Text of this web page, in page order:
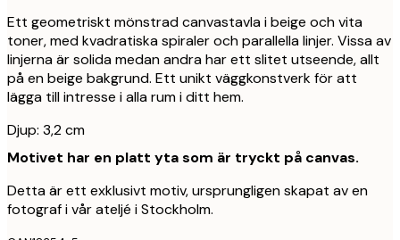
Ett geometriskt mönstrad canvastavla i beige och vita
toner, med kvadratiska spiraler och parallella linjer. Vissa av
linjerna är solida medan andra har ett slitet utseende, allt
på en beige bakgrund. Ett unikt väggkonstverk för att
lägga till intresse i alla rum i ditt hem.
Djup: 3,2 cm
Motivet har en platt yta som är tryckt på canvas.
Detta är ett exklusivt motiv, ursprungligen skapat av en
fotograf i vår ateljé i Stockholm.